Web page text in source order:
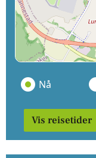
Nå
Vis reisetider